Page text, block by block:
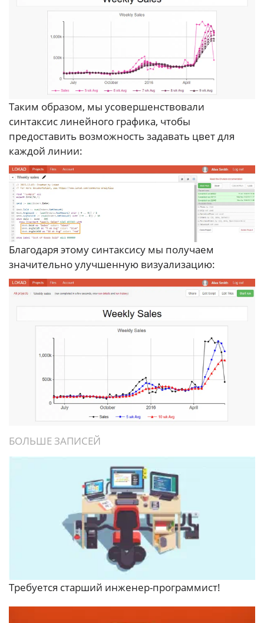
Таким образом, мы усовершенствовали
синтаксис линейного графика, чтобы
предоставить возможность задавать цвет для
каждой линии:
Благодаря этому синтаксису мы получаем
значительно улучшенную визуализацию:
БОЛЬШЕ ЗАПИСЕЙ
Требуется старший инженер-программист!